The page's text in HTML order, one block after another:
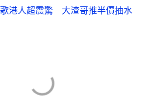
歌港人超震驚 大渣哥推半價抽水